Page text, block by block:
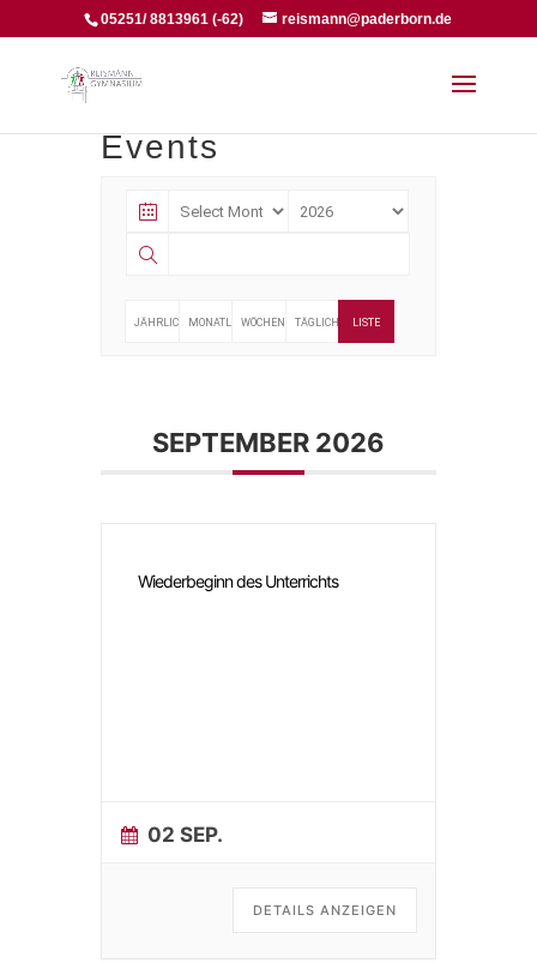
05251/ 8813961 (-62) reismann@paderborn.de
Events
JÄHRLICH MONATLICHWÖCHENTLICHTÄGLICH LISTE
SEPTEMBER 2026
Wiederbeginn des Unterrichts
02 SEP.
DETAILS ANZEIGEN